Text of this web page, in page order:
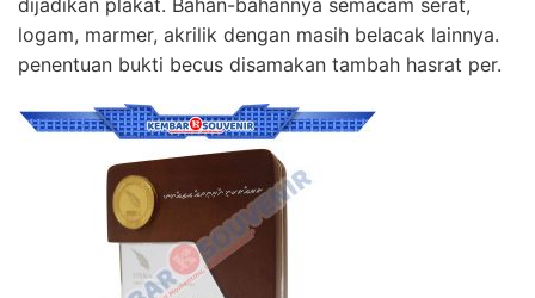
dijadikan plakat. Bahan-bahannya semacam serat,
logam, marmer, akrilik dengan masih belacak lainnya.
penentuan bukti becus disamakan tambah hasrat per.